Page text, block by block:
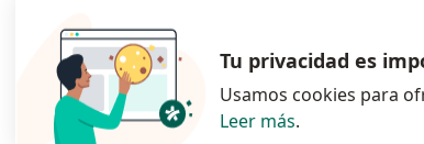
Polska
Tu privacidad es
Usamos cookies para
Leer más.